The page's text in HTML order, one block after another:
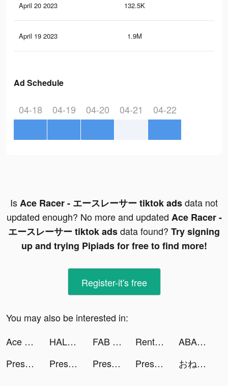
April 20 2023 132.5K
April 19 2023 1.9M
Ad Schedule
04-18 04-19 04-20 04-21 04-22
IsAce Racer - エースレーサー tiktok adsdata not
updated enough? No more and updated Ace Racer -
エースレーサー tiktok adsdata found? Try signing
up and trying Pipiads for free to find more!
Register-it's free
You may also be interested in:
Ace Racer - エースレーサー tiktok ads
HALARA tiktok ads FAB Mobile Banking tiktok ads Rent Please! Landlord Sim tiktok ads
ABA English tiktok ads
Pressure Washing Run tiktok ads
Pressure Washing Run tiktok ads Pressure Washing Run tiktok ads Pressure Washing Run tiktok ads おねがい社長！ tiktok ads